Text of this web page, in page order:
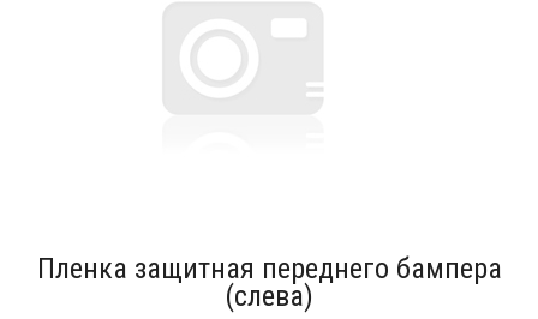
Пленка защитная переднего бампера
(слева)